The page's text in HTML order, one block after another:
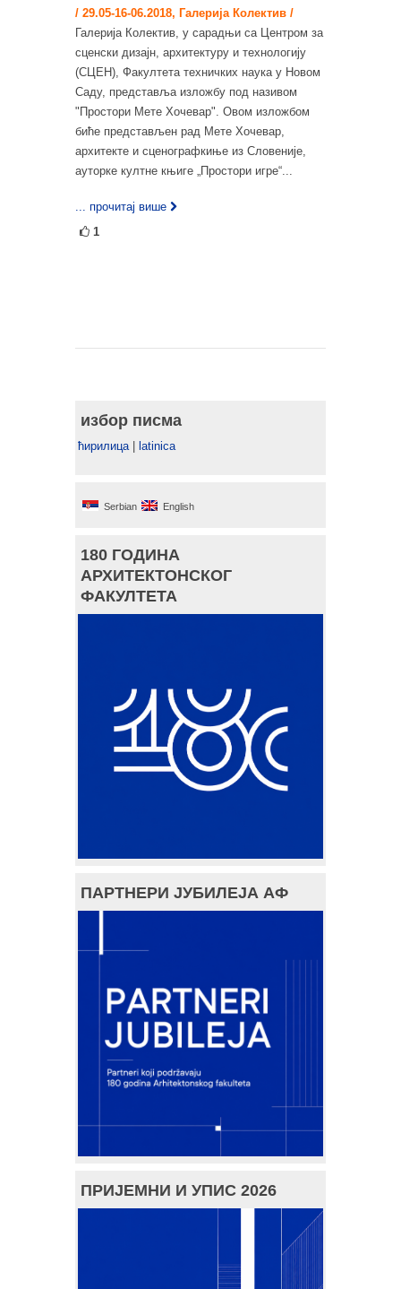
/ 29.05-16-06.2018, Галерија Колектив /
Галерија Колектив, у сарадњи са Центром за
сценски дизајн, архитектуру и технологију
(СЦЕН), Факултета техничких наука у Новом
Саду, представља изложбу под називом
"Простори Мете Хочевар". Овом изложбом
биће представљен рад Мете Хочевар,
архитекте и сценографкиње из Словеније,
ауторке култне књиге „Простори игре“...
... прочитај више
1
избор писма
ћирилица| latinica
Serbian English
180 ГОДИНА
АРХИТЕКТОНСКОГ
ФАКУЛТЕТА
ПАРТНЕРИ ЈУБИЛЕЈА АФ
ПРИЈЕМНИ И УПИС 2026